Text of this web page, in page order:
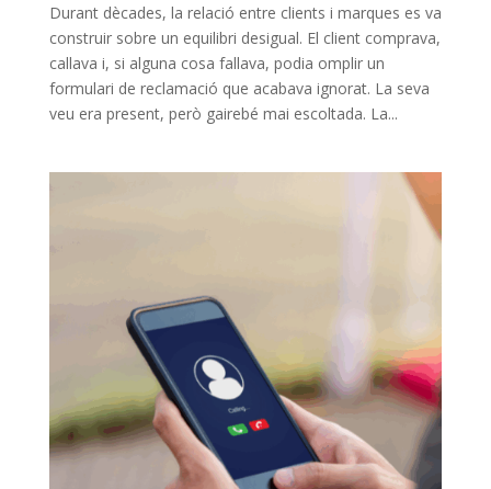
Durant dècades, la relació entre clients i marques es va
construir sobre un equilibri desigual. El client comprava,
callava i, si alguna cosa fallava, podia omplir un
formulari de reclamació que acabava ignorat. La seva
veu era present, però gairebé mai escoltada. La...